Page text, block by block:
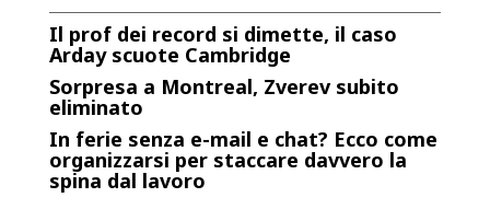
Il prof dei record si dimette, il caso
Arday scuote Cambridge
Sorpresa a Montreal, Zverev subito
eliminato
In ferie senza e-mail e chat? Ecco come
organizzarsi per staccare davvero la
spina dal lavoro